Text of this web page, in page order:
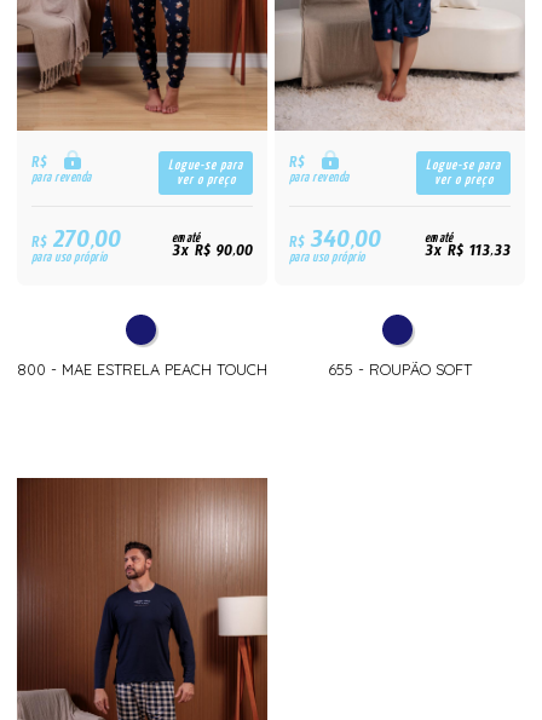
R$
para revenda
Logue-se para
ver o preço
R$270,00
para uso próprio
em até
3x R$ 90,00
800 - MAE ESTRELA PEACH TOUCH
R$
para revenda
Logue-se para
ver o preço
R$340,00
para uso próprio
em até
3x R$ 113,33
655 - ROUPÃO SOFT